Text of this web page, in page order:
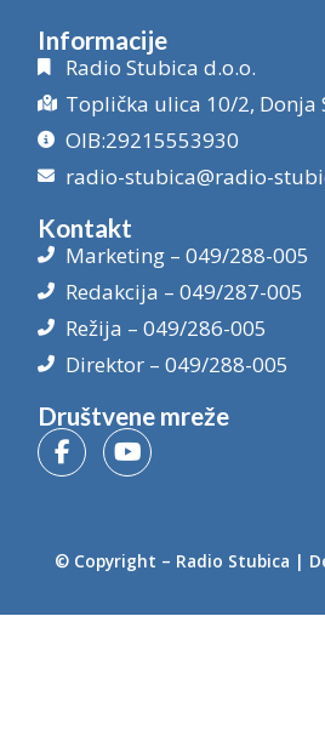
Informacije
Radio Stubica d.o.o.
Toplička ulica 10/2, Donja
OIB:29215553930
radio-stubica@radio-
Kontakt
Marketing – 049/288-005
Redakcija – 049/287-005
Režija – 049/286-005
Direktor – 049/288-005
Društvene mreže
© Copyright – Radio Stubica |